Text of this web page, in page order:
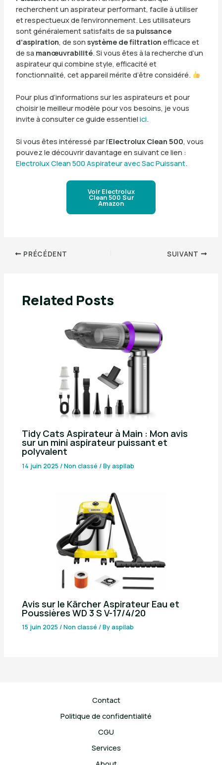
recherchent un aspirateur performant, facile à utiliser
et respectueux de l’environnement. Les utilisateurs
sont généralement satisfaits de sa puissance
d’aspiration, de son système de filtration efficace et
de sa manœuvrabilité. Si vous êtes à la recherche d’un
aspirateur qui combine style, efficacité et
fonctionnalité, cet appareil mérite d’être considéré.
Pour plus d’informations sur les aspirateurs et pour
choisir le meilleur modèle pour vos besoins, je vous
invite à consulter ce guide essentiel ici.
Si vous êtes intéressé par l’Electrolux Clean 500, vous
pouvez le découvrir davantage en suivant ce lien :
Electrolux Clean 500 Aspirateur avec Sac Puissant.
Voir Electrolux
Clean 500 Sur
Amazon
PRÉCÉDENT SUIVANT
Related Posts
Tidy Cats Aspirateur à Main : Mon avis
sur un mini aspirateur puissant et
polyvalent
14 juin 2025/Non classé / Byaspilab
Avis sur le Kärcher Aspirateur Eau et
Poussières WD 3 S V-17/4/20
15 juin 2025/Non classé / Byaspilab
Contact
Politique de confidentialité
CGU
Services